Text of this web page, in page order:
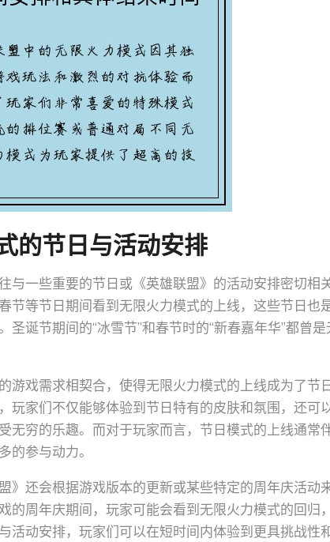
的节日与活动安排
与一些重要的节日或《英雄联盟》的活动安排密切相
节等节日期间看到无限火力模式的上线，这些节日也
圣诞节期间的“冰雪节”和春节时的“新春嘉年华”都曾
游戏需求相契合，使得无限火力模式的上线成为了节
玩家们不仅能够体验到节日特有的皮肤和氛围，还可
无穷的乐趣。而对于玩家而言，节日模式的上线通常
的参与动力。
》还会根据游戏版本的更新或某些特定的周年庆活动
的周年庆期间，玩家可能会看到无限火力模式的回归
活动安排，玩家们可以在短时间内体验到更具挑战性